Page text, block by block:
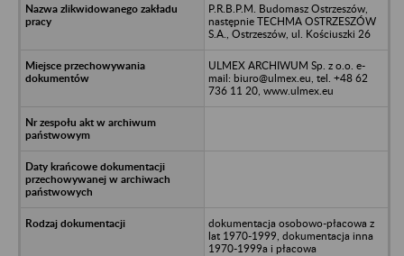
P.R.B.P.M. Budomasz Ostrzeszów,
następnie TECHMA OSTRZESZÓW
S.A., Ostrzeszów, ul. Kościuszki 26
ULMEX ARCHIWUM Sp. z o.o. e-
mail: biuro@ulmex.eu, tel. +48 62
736 11 20, www.ulmex.eu
dokumentacja osobowo-płacowa z
lat 1970-1999, dokumentacja inna
1970-1999a i płacowa